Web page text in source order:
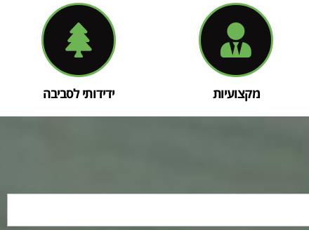
מקצועיות ידידותי לסביבה